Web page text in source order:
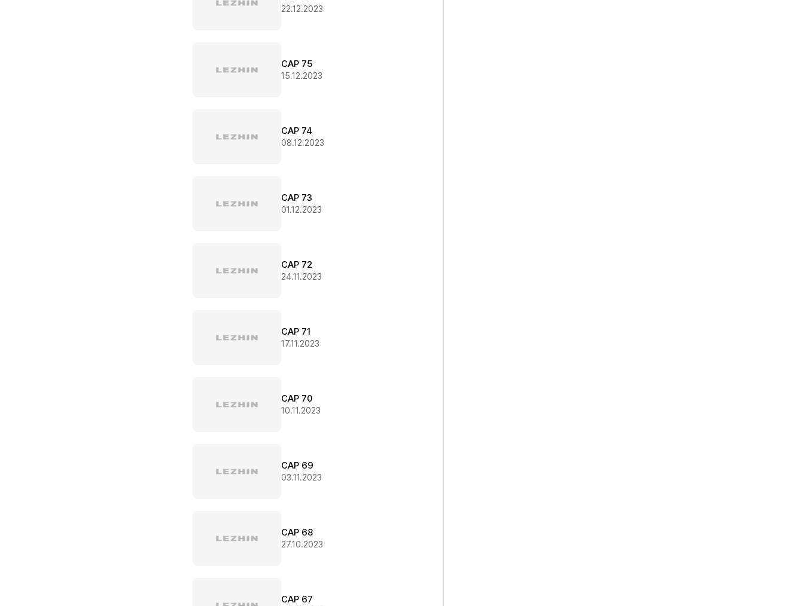
22.12.2023
CAP 75
15.12.2023
CAP 74
08.12.2023
CAP 73
01.12.2023
CAP 72
24.11.2023
CAP 71
17.11.2023
CAP 70
10.11.2023
CAP 69
03.11.2023
CAP 68
27.10.2023
CAP 67